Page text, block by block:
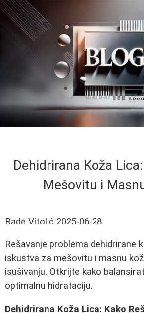
Dehidrirana Koža
Mešovitu i
Rade Vitolić 2025-06-28
Rešavanje problema dehidrirane
iskustva za mešovitu i masnu
isušivanju. Otkrijte kako
optimalnu hidrataciju.
Dehidrirana Koža Lica: Kako